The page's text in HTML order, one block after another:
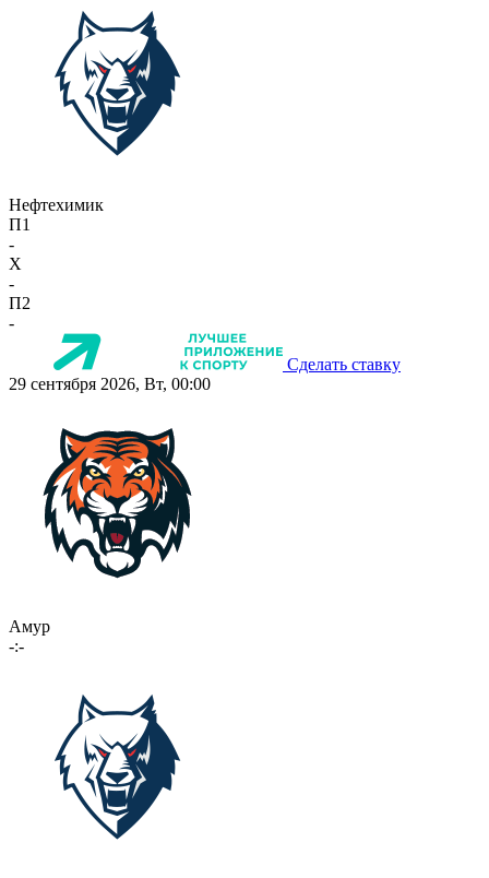
Нефтехимик
П1
-
X
-
П2
-
Сделать ставку
29 сентября 2026, Вт, 00:00
Амур
-:-